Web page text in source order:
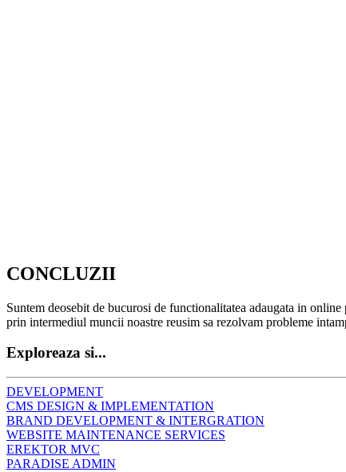
CONCLUZII
Suntem deosebit de bucurosi de functionalitatea adaugata in
prin intermediul muncii noastre reusim sa rezolvam probleme
Exploreaza si...
DEVELOPMENT
CMS DESIGN & IMPLEMENTATION
BRAND DEVELOPMENT & INTERGRATION
WEBSITE MAINTENANCE SERVICES
EREKTOR MVC
PARADISE ADMIN